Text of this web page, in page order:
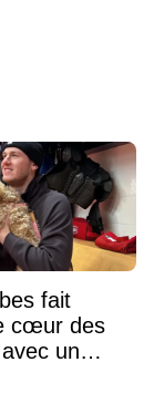
fait
cœur des
un